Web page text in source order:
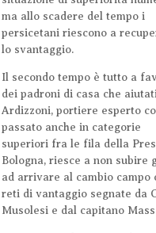
ma allo scadere del tempo i
persicetani riescono a
lo svantaggio.
Il secondo tempo è tutto a
dei padroni di casa che
Ardizzoni, portiere esperto
passato anche in categorie
superiori fra le fila della
Bologna, riesce a non subire
ad arrivare al cambio campo
reti di vantaggio segnate da
Musolesi e dal capitano